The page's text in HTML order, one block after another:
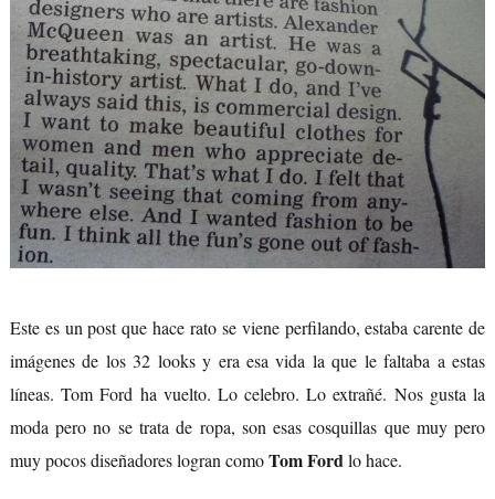
Este es un post que hace rato se viene perfilando, estaba carente de
imágenes de los 32 looks y era esa vida la que le faltaba a estas
líneas. Tom Ford ha vuelto. Lo celebro. Lo extrañé. Nos gusta la
moda pero no se trata de ropa, son esas cosquillas que muy pero
muy pocos diseñadores logran comoTom Fordlo hace.